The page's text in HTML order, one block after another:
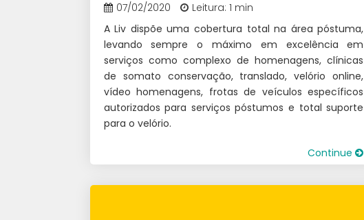
07/02/2020
Leitura: 1 min
A Liv dispõe uma cobertura total na área póstuma,
levando sempre o máximo em excelência em
serviços como complexo de homenagens, clínicas
de somato conservação, translado, velório online,
vídeo homenagens, frotas de veículos específicos
autorizados para serviços póstumos e total suporte
para o velório.
Continue